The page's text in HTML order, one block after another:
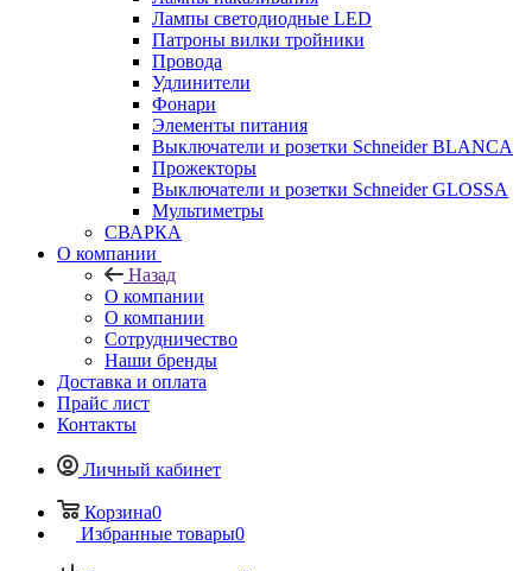
Лампы светодиодные LED
Патроны вилки тройники
Провода
Удлинители
Фонари
Элементы питания
Выключатели и розетки Schneider BLANCA
Прожекторы
Выключатели и розетки Schneider GLOSSA
Мультиметры
СВАРКА
О компании
Назад
О компании
О компании
Сотрудничество
Наши бренды
Доставка и оплата
Прайс лист
Контакты
Личный кабинет
Корзина0
Избранные товары0